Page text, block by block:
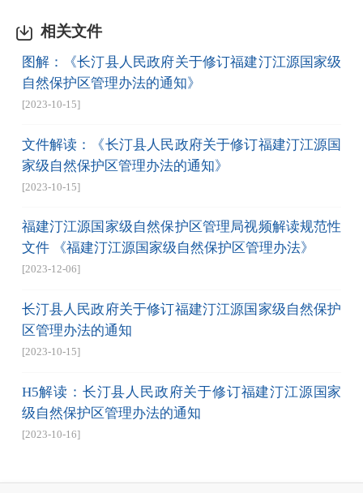
相关文件
图解：《长汀县人民政府关于修订福建汀江源国家级
自然保护区管理办法的通知》
[2023-10-15]
文件解读：《长汀县人民政府关于修订福建汀江源国
家级自然保护区管理办法的通知》
[2023-10-15]
福建汀江源国家级自然保护区管理局视频解读规范性
文件 《福建汀江源国家级自然保护区管理办法》
[2023-12-06]
长汀县人民政府关于修订福建汀江源国家级自然保护
区管理办法的通知
[2023-10-15]
H5解读：长汀县人民政府关于修订福建汀江源国家
级自然保护区管理办法的通知
[2023-10-16]